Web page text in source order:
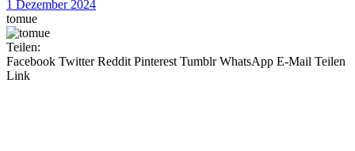
1 Dezember 2024
tomue
Teilen:
Facebook Twitter Reddit Pinterest Tumblr WhatsApp E-Mail Teilen
Link